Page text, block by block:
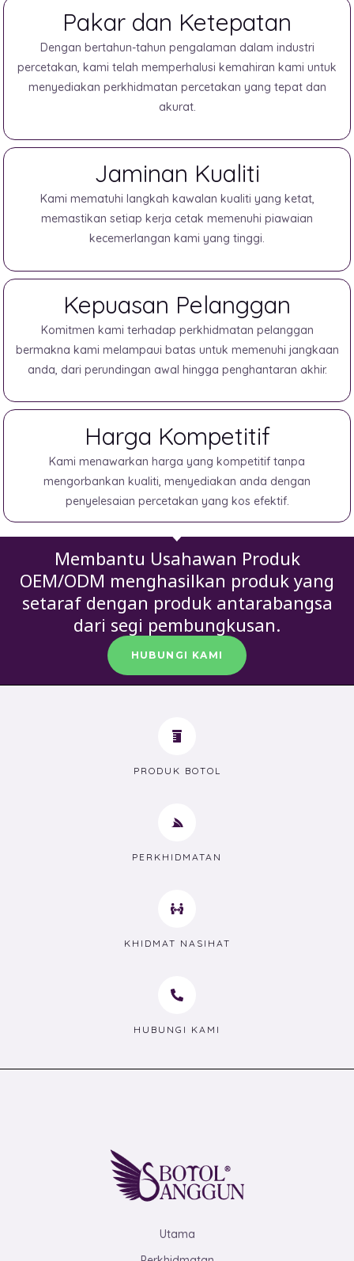
Pakar dan Ketepatan
Dengan bertahun-tahun pengalaman dalam industri
percetakan, kami telah memperhalusi kemahiran kami untuk
menyediakan perkhidmatan percetakan yang tepat dan
akurat.
Jaminan Kualiti
Kami mematuhi langkah kawalan kualiti yang ketat,
memastikan setiap kerja cetak memenuhi piawaian
kecemerlangan kami yang tinggi.
Kepuasan Pelanggan
Komitmen kami terhadap perkhidmatan pelanggan
bermakna kami melampaui batas untuk memenuhi jangkaan
anda, dari perundingan awal hingga penghantaran akhir.
Harga Kompetitif
Kami menawarkan harga yang kompetitif tanpa
mengorbankan kualiti, menyediakan anda dengan
penyelesaian percetakan yang kos efektif.
Membantu Usahawan Produk
OEM/ODM menghasilkan produk yang
setaraf dengan produk antarabangsa
dari segi pembungkusan.
HUBUNGI KAMI
PRODUK BOTOL
PERKHIDMATAN
KHIDMAT NASIHAT
HUBUNGI KAMI
Utama